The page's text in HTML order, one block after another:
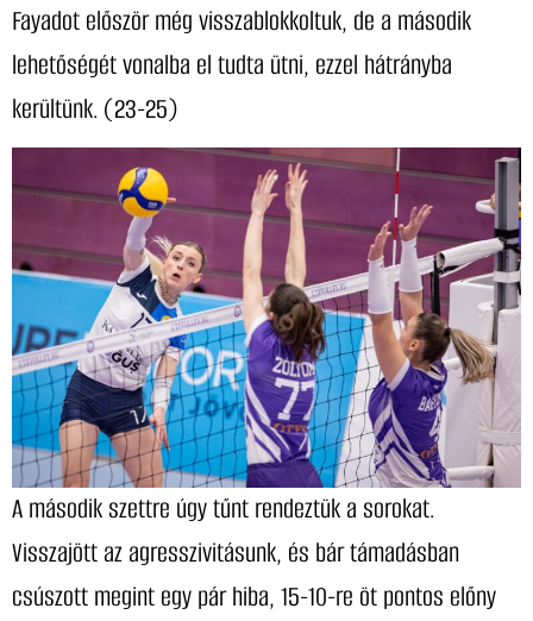
Fayadot először még visszablokkoltuk, de a második
lehetőségét vonalba el tudta ütni, ezzel hátrányba
kerültünk. (23-25)
A második szettre úgy tűnt rendeztük a sorokat.
Visszajött az agresszivitásunk, és bár támadásban
csúszott megint egy pár hiba, 15-10-re öt pontos előny